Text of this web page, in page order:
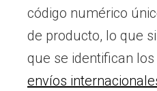
código numérico
de producto, lo que
que se identifican
envíos